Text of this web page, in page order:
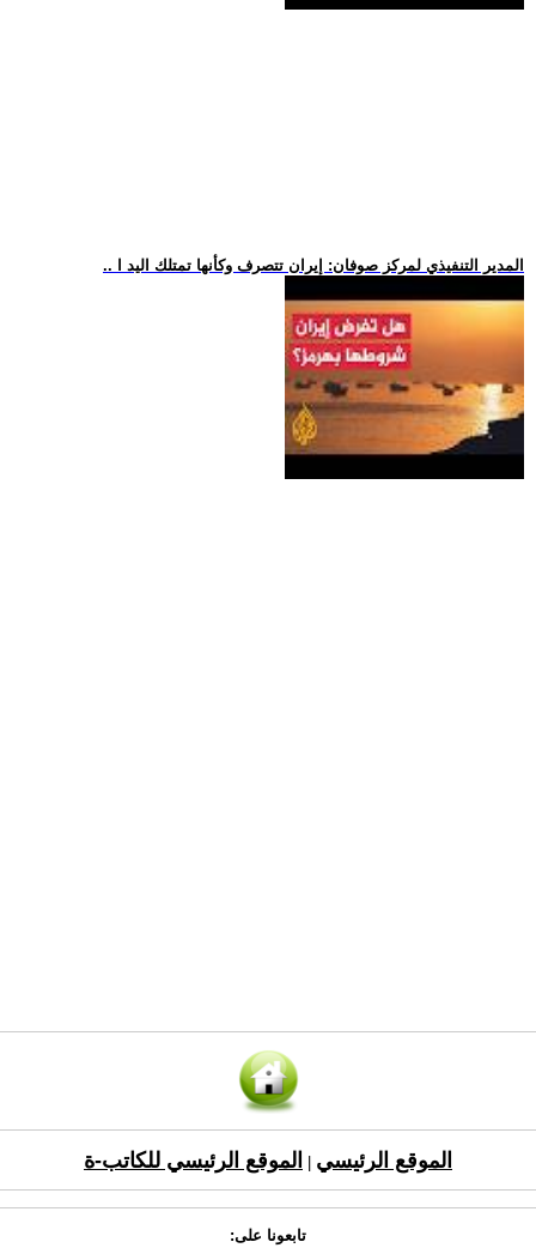
.. المدير التنفيذي لمركز صوفان: إيران تتصرف وكأنها تمتلك اليد ا
الموقع الرئيسي الموقع الرئيسي للكاتب-ة
تابعونا على: